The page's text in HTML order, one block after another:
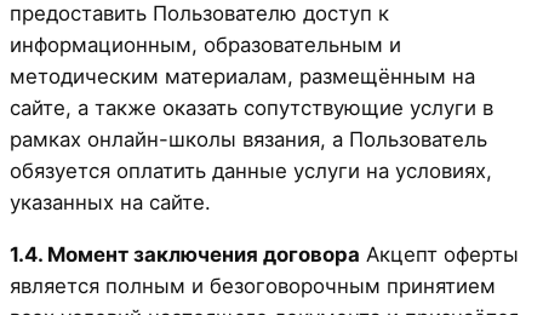
предоставить Пользователю доступ к
информационным, образовательным и
методическим материалам, размещённым на
сайте, а также оказать сопутствующие услуги в
рамках онлайн-школы вязания, а Пользователь
обязуется оплатить данные услуги на условиях,
указанных на сайте.
1.4. Момент заключения договора Акцепт оферты
является полным и безоговорочным принятием